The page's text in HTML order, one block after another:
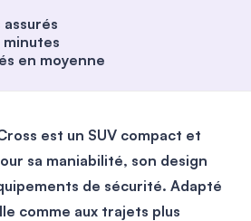
en moyenne
est un SUV compact et
sa maniabilité, son design
de sécurité. Adapté
comme aux trajets plus